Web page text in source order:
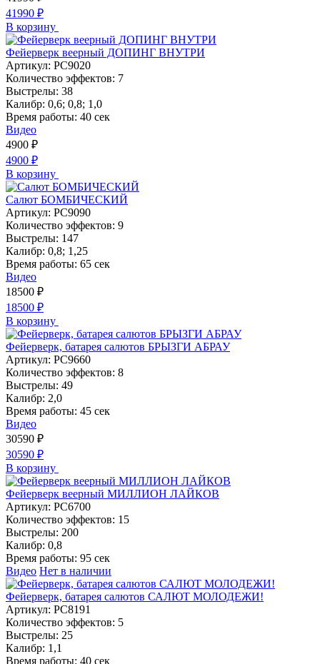
41990 ₽
В корзину
Фейерверк веерный ДОПИНГ ВНУТРИ
Артикул: РС9020
Количество эффектов: 7
Выстрелы: 38
Калибр: 0,6; 0,8; 1,0
Время работы: 40 сек
Видео
4900 ₽
4900 ₽
В корзину
Салют БОМБИЧЕСКИЙ
Артикул: РС9090
Количество эффектов: 9
Выстрелы: 147
Калибр: 0,8; 1,25
Время работы: 65 сек
Видео
18500 ₽
18500 ₽
В корзину
Фейерверк, батарея салютов БРЫЗГИ АБРАУ
Артикул: РС9660
Количество эффектов: 8
Выстрелы: 49
Калибр: 2,0
Время работы: 45 сек
Видео
30590 ₽
30590 ₽
В корзину
Фейерверк веерный МИЛЛИОН ЛАЙКОВ
Артикул: РС6700
Количество эффектов: 15
Выстрелы: 200
Калибр: 0,8
Время работы: 95 сек
Видео Нет в наличии
Фейерверк, батарея салютов САЛЮТ МОЛОДЕЖИ!
Артикул: РС8191
Количество эффектов: 5
Выстрелы: 25
Калибр: 1,1
Время работы: 40 сек